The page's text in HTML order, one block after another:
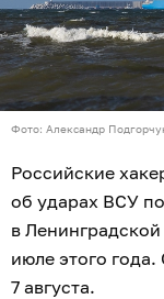
Фото: Александр
Российские
об ударах ВСУ
в
июле этого
7 августа.